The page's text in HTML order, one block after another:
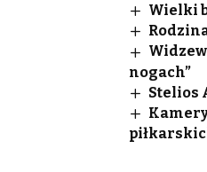
Wielki
nogach”
Stelios